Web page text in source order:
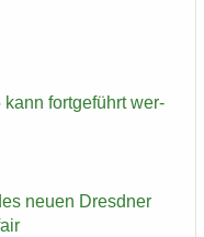
kann fort­ge­führt wer­
neuen Dresd­ner